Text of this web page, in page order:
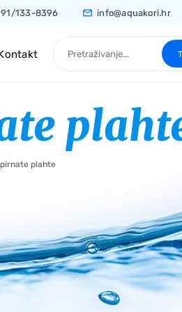
133-8396 info@aquakori.hr
plahte